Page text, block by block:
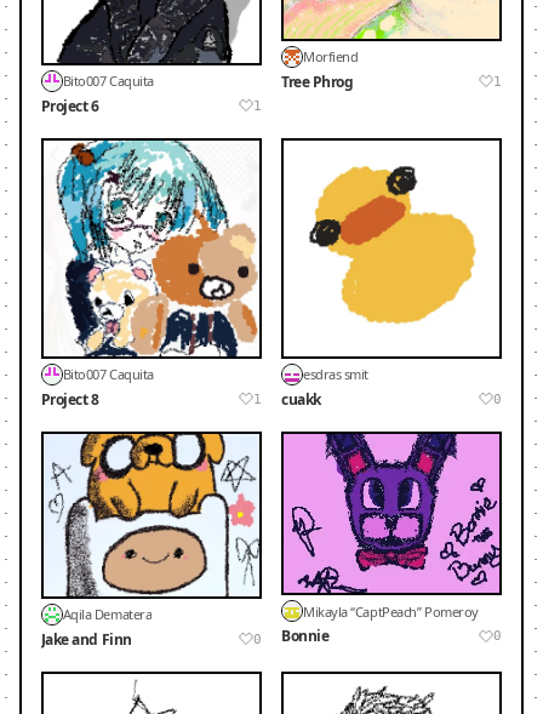
Bito007 Caquita
Project 6 1
Morfiend
Tree Phrog 1
Bito007 Caquita
Project 8 1
esdras smit
cuakk 0
Aqila Dematera
Jake and Finn 0
Mikayla “CaptPeach” Pomeroy
Bonnie 0